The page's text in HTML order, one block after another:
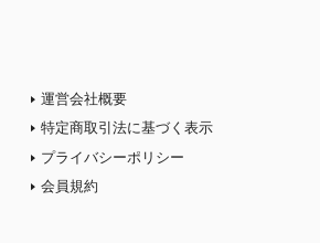
運営会社概要
特定商取引法に基づく表示
プライバシーポリシー
会員規約